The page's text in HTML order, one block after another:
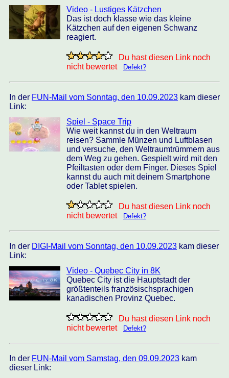
Video - Lustiges Kätzchen
Das ist doch klasse wie das kleine
Kätzchen auf den eigenen Schwanz
reagiert.
Du hast diesen Link noch
nicht bewertet
Defekt?
In der FUN-Mail vom Sonntag, den 10.09.2023 kam dieser
Link:
Spiel - Space Trip
Wie weit kannst du in den Weltraum
reisen? Sammle Münzen und Luftblasen
und versuche, den Weltraumtrümmern aus
dem Weg zu gehen. Gespielt wird mit den
Pfeiltasten oder dem Finger. Dieses Spiel
kannst du auch mit deinem Smartphone
oder Tablet spielen.
Du hast diesen Link noch
nicht bewertet
Defekt?
In der DIGI-Mail vom Sonntag, den 10.09.2023 kam dieser
Link:
Video - Quebec City in 8K
Quebec City ist die Hauptstadt der
größtenteils französischsprachigen
kanadischen Provinz Quebec.
Du hast diesen Link noch
nicht bewertet
Defekt?
In der FUN-Mail vom Samstag, den 09.09.2023 kam
dieser Link: